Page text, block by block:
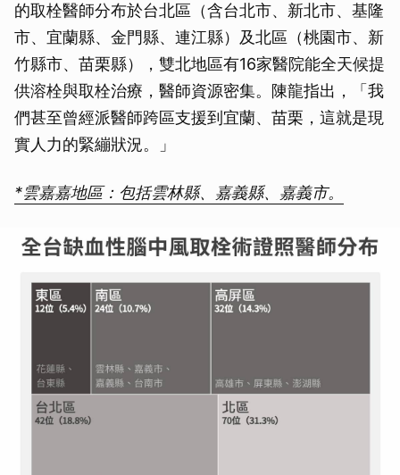
的取栓醫師分布於台北區（含台北市、新北市、基隆
市、宜蘭縣、金門縣、連江縣）及北區（桃園市、新
竹縣市、苗栗縣），雙北地區有16家醫院能全天候提
供溶栓與取栓治療，醫師資源密集。陳龍指出，「我
們甚至曾經派醫師跨區支援到宜蘭、苗栗，這就是現
實人力的緊繃狀況。」
*雲嘉嘉地區：包括雲林縣、嘉義縣、嘉義市。